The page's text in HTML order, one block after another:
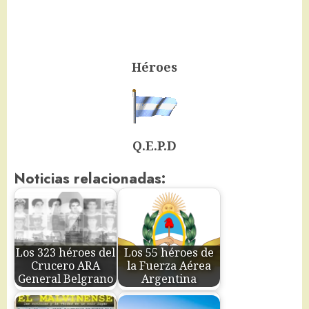
Héroes
Q.E.P.D
Noticias relacionadas:
Los 323 héroes del
Crucero ARA
General Belgrano
Los 55 héroes de
la Fuerza Aérea
Argentina